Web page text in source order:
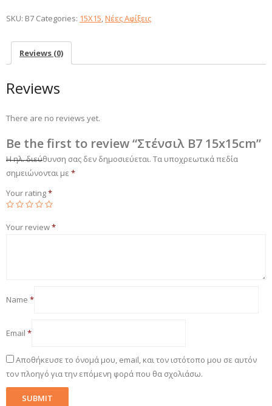
quantity
SKU: Β7 Categories: 15X15,Νέες Αφίξεις
Reviews (0)
Reviews
There are no reviews yet.
Be the first to review “Στένσιλ Β7 15x15cm”
Η ηλ. διεύθυνση σας δεν δημοσιεύεται. Τα υποχρεωτικά πεδία
σημειώνονται με *
Your rating*
Your review*
Name *
Email *
Αποθήκευσε το όνομά μου, email, και τον ιστότοπο μου σε αυτόν
τον πλοηγό για την επόμενη φορά που θα σχολιάσω.